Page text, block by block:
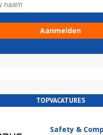
TOPVACATURES
Safety &